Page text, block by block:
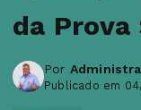
da Prova
Por
Publicado em